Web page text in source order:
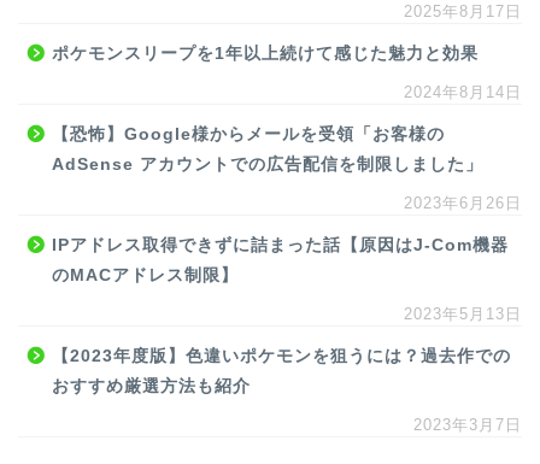
2025年8月17日
ポケモンスリープを1年以上続けて感じた魅力と効果
2024年8月14日
【恐怖】Google様からメールを受領「お客様の
AdSense アカウントでの広告配信を制限しました」
2023年6月26日
IPアドレス取得できずに詰まった話【原因はJ-Com機器
のMACアドレス制限】
2023年5月13日
【2023年度版】色違いポケモンを狙うには？過去作での
おすすめ厳選方法も紹介
2023年3月7日